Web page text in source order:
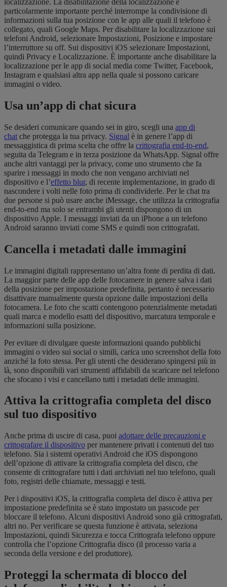
localizzazione. La disabilitazione della localizzazione è
particolarmente importante perché interrompe la condivisione di
informazioni sulla tua posizione con le app alle quali il telefono è
collegato, quali Google Maps. Per disabilitare la localizzazione sui
telefoni Android, selezionare Impostazioni, Posizione e impostare
l’interruttore su off. Sui dispositivi iOS selezionare Impostazioni,
quindi Privacy e Localizzazione. È importante anche disabilitare la
localizzazione per le app di social media come Twitter, Facebook,
Instagram e qualsiasi altra app nella quale si possono caricare
immagini o video.
Usa un’app di chat sicura
Se desideri comunicare quando sei in giro, scegli una app di
chat che protegga la tua privacy. Signal è in genere l’app di
messaggistica di prima scelta che offre la crittografia end-to-end,
seguita da Telegram e in terza posizione da WhatsApp. Signal offre
anche altri vantaggi per la privacy, come uno strumento che fa
sparire i messaggi in modo che non vengano archiviati nel
dispositivo e l’effetto blur, di recente implementazione, in grado di
nascondere i volti nelle foto prima di condividerle. Per le chat tra
due persone si può usare anche iMessage, che utilizza la crittografia
end-to-end ma solo se entrambi gli utenti dispongono di un
dispositivo Apple. I messaggi inviati da un iPhone a un telefono
Android saranno inviati come SMS e quindi non crittografati.
Cancella i metadati dalle immagini
Le immagini digitali rappresentano un’altra fonte di perdita di dati.
La maggior parte delle app delle fotocamere in genere salva i dati
della posizione per impostazione predefinita, pertanto è necessario
disattivare manualmente questa opzione dalle impostazioni della
fotocamera. Le foto che scatti contengono potenzialmente metadati
quali marca e modello esatti del dispositivo, marcatura temporale e
informazioni sulla posizione.
Per evitare di divulgare queste informazioni quando pubblichi
immagini o video sui social o simili, carica uno screenshot della foto
anziché la foto stessa. Per gli utenti che desiderano spingersi più in
là, sono disponibili vari strumenti affidabili da scaricare nel telefono
che sfocano i visi e cancellano tutti i metadati delle immagini.
Attiva la crittografia completa del disco
sul tuo dispositivo
Anche prima di uscire di casa, puoi adottare delle precauzioni e
crittografare il dispositivo per mantenere privati i contenuti del tuo
telefono. Sia i sistemi operativi Android che iOS dispongono
dell’opzione di attivare la crittografia completa del disco, che
consente di crittografare tutti i dati archiviati nel tuo telefono, quali
foto, registri delle chiamate, messaggi e testi.
Per i dispositivi iOS, la crittografia completa del disco è attiva per
impostazione predefinita se è stato impostato un passcode per
bloccare il telefono. Alcuni dispositivi Android sono già crittografati,
altri no. Per verificare se questa funzione è attivata, seleziona
Impostazioni, quindi Sicurezza e tocca Crittografa telefono oppure
controlla che l’opzione Crittografia disco (il processo varia a
seconda della versione e del produttore).
Proteggi la schermata di blocco del